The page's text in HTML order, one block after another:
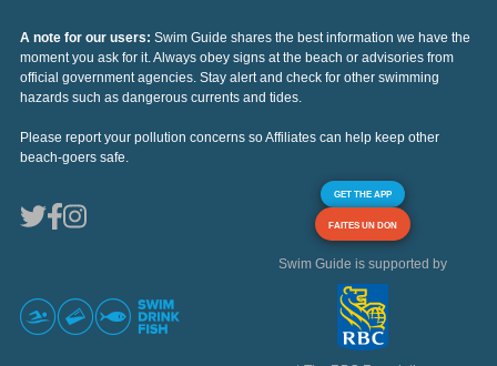
A note for our users: Swim Guide shares the best information we have the
moment you ask for it. Always obey signs at the beach or advisories from
official government agencies. Stay alert and check for other swimming
hazards such as dangerous currents and tides.
Please report your pollution concerns so Affiliates can help keep other
beach-goers safe.
GET THE APP
FAITES UN DON
Swim Guide is supported by